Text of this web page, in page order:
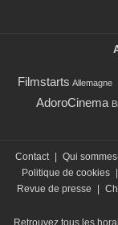
Filmstarts Allemagne
AdoroCinema
Contact | Qui
Politique de cookies |
Revue de presse
|
Retrouvez tous les